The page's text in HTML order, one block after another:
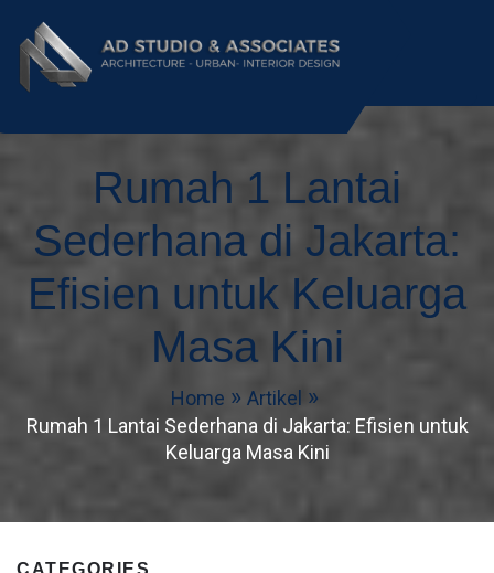
AD Studio – Jasa
Arsitek Profesional
Bersertifikasi
AD Studio – Jasa Arsitek Profesional
Rumah 1 Lantai
Sederhana di Jakarta:
Efisien untuk Keluarga
Masa Kini
Home
Artikel
Rumah 1 Lantai Sederhana di Jakarta: Efisien untuk
Keluarga Masa Kini
CATEGORIES